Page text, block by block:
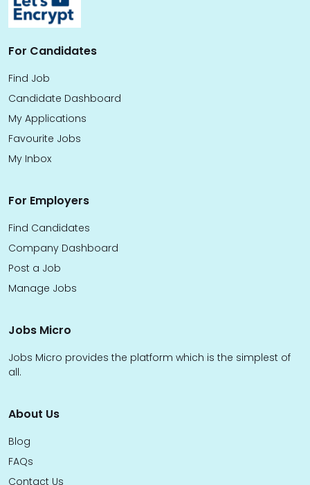
For Candidates
Find Job
Candidate Dashboard
My Applications
Favourite Jobs
My Inbox
For Employers
Find Candidates
Company Dashboard
Post a Job
Manage Jobs
Jobs Micro
Jobs Micro provides the platform which is the simplest of
all.
About Us
Blog
FAQs
Contact Us